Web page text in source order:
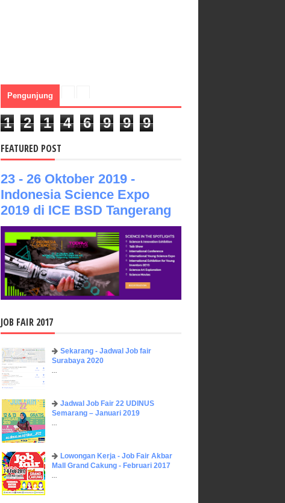
Pengunjung
1 2 1 4 6 9 9 9
FEATURED POST
23 - 26 Oktober 2019 -
Indonesia Science Expo
2019 di ICE BSD Tangerang
JOB FAIR 2017
Sekarang - Jadwal Job fair
Surabaya 2020
...
Jadwal Job Fair 22 UDINUS
Semarang – Januari 2019
...
Lowongan Kerja - Job Fair ​Akbar ​
Mall Grand Cakung - Februari 2017
...